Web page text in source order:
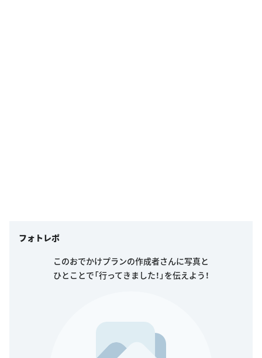
フォトレポ
このおでかけプランの作成者さんに写真と
ひとことで「行ってきました！」を伝えよう！